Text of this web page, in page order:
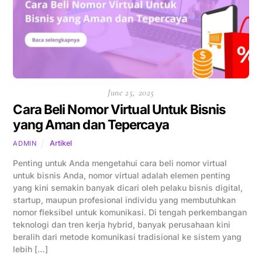
June 25, 2025
Cara Beli Nomor Virtual Untuk Bisnis
yang Aman dan Tepercaya
ADMIN Artikel
Penting untuk Anda mengetahui cara beli nomor virtual
untuk bisnis Anda, nomor virtual adalah elemen penting
yang kini semakin banyak dicari oleh pelaku bisnis digital,
startup, maupun profesional individu yang membutuhkan
nomor fleksibel untuk komunikasi. Di tengah perkembangan
teknologi dan tren kerja hybrid, banyak perusahaan kini
beralih dari metode komunikasi tradisional ke sistem yang
lebih […]